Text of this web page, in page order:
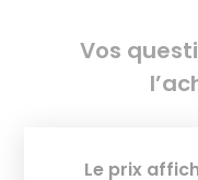
Vos
Le prix